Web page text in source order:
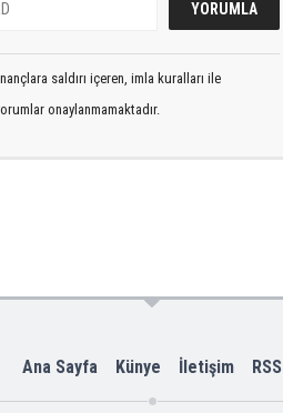
saldırı içeren, imla kuralları ile
onaylanmamaktadır.
Ana Sayfa Künye İletişim RSS